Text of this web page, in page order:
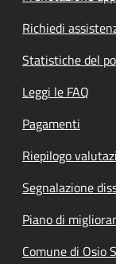
Richiedi
Statistiche del
Leggi le FAQ
Pagamenti
Riepilogo
Segnalazione
Piano di
Comune di Osio